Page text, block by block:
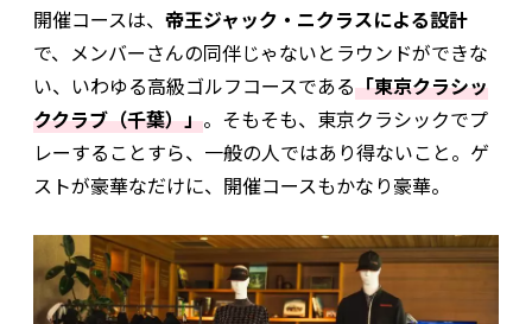
開催コースは、 帝王ジャック・ニクラスによる設計
で、メンバーさんの同伴じゃないとラウンドができな
い、いわゆる高級ゴルフコースである「東京クラシッ
ククラブ（千葉）」。そもそも、東京クラシックでプ
レーすることすら、一般の人ではあり得ないこと。ゲ
ストが豪華なだけに、開催コースもかなり豪華。